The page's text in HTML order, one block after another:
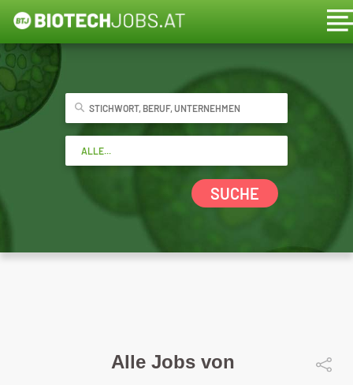
SUCHE
Alle Jobs von